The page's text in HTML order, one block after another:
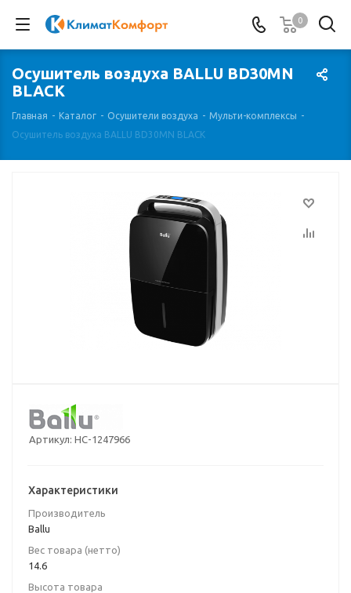
0
Осушитель воздуха BALLU BD30MN
BLACK
Главная - Каталог - Осушители воздуха - Мульти-комплексы -
Осушитель воздуха BALLU BD30MN BLACK
Артикул: НС-1247966
Характеристики
Производитель
Ballu
Вес товара (нетто)
14.6
Высота товара